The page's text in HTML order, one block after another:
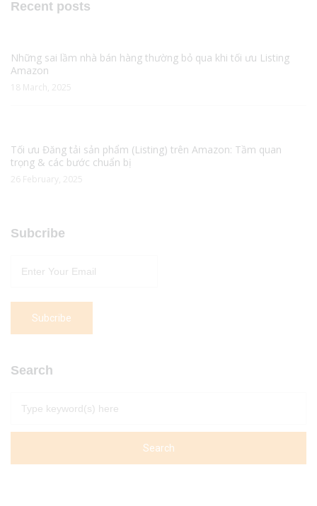
Recent posts
Những sai lầm nhà bán hàng thường bỏ qua khi tối ưu Listing
Amazon
18 March, 2025
Tối ưu Đăng tải sản phẩm (Listing) trên Amazon: Tầm quan
trọng & các bước chuẩn bị
26 February, 2025
Subcribe
Search